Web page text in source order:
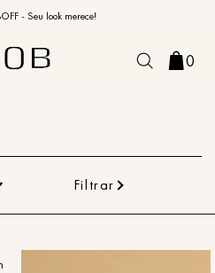
- Seu look merece!
| Cupom: BEMVINDO10*
0
Filtrar